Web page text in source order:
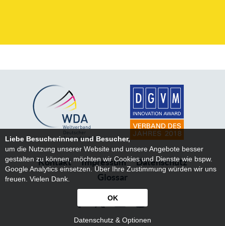
Kontakt Impressum
Datenschutz
Glossar
Liebe Besucherinnen und Besucher,
um die Nutzung unserer Website und unsere Angebote besser
gestalten zu können, möchten wir Cookies und Dienste wie bspw.
Google Analytics einsetzen. Über Ihre Zustimmung würden wir uns
freuen. Vielen Dank.
OK
Datenschutz & Optionen